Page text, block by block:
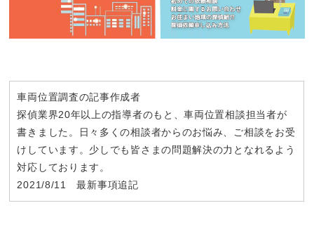
車両位置調査の記事作成者
探偵業界20年以上の指導者のもと、車両位置相談担当者が
書きました。日々多くの相談者からのお悩み、ご相談をお受
けしています。少しでも皆さまの問題解決の力となれるよう
対応しております。
2021/8/11 最新事項追記